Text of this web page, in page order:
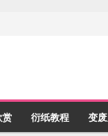
赏 衍纸教程 变